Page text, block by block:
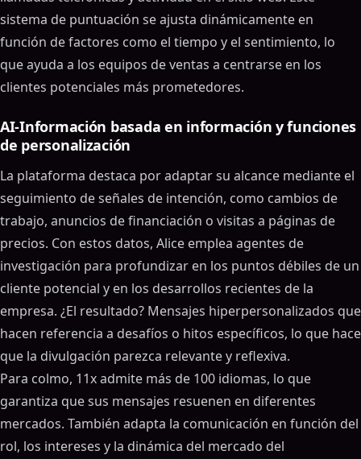
sistema de puntuación se ajusta dinámicamente en
función de factores como el tiempo y el sentimiento, lo
que ayuda a los equipos de ventas a centrarse en los
clientes potenciales más prometedores.
AI-Información basada en información y funciones
de personalización
La plataforma destaca por adaptar su alcance mediante el
seguimiento de señales de intención, como cambios de
trabajo, anuncios de financiación o visitas a páginas de
precios. Con estos datos, Alice emplea agentes de
investigación para profundizar en los puntos débiles de un
cliente potencial y en los desarrollos recientes de la
empresa. ¿El resultado? Mensajes hiperpersonalizados que
hacen referencia a desafíos o hitos específicos, lo que hace
que la divulgación parezca relevante y reflexiva.
Para colmo, 11x admite más de 100 idiomas, lo que
garantiza que sus mensajes resuenen en diferentes
mercados. También adapta la comunicación en función del
rol, los intereses y la dinámica del mercado del